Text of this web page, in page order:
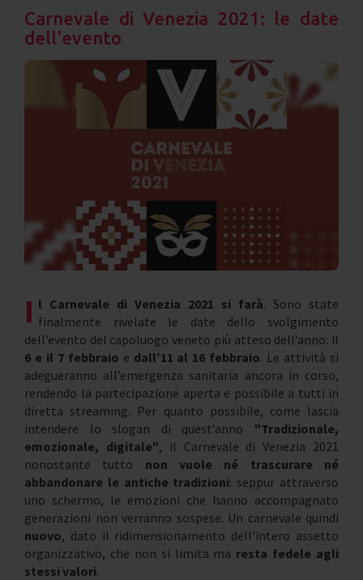
Carnevale di Venezia 2021: le date
dell'evento
I l Carnevale di Venezia 2021 si farà. Sono state
finalmente rivelate le date dello svolgimento
dell’evento del capoluogo veneto più atteso dell’anno: il
6 e il 7 febbraio e dall’11 al 16 febbraio. Le attività si
adegueranno all’emergenza sanitaria ancora in corso,
rendendo la partecipazione aperta e possibile a tutti in
diretta streaming. Per quanto possibile, come lascia
intendere lo slogan di quest’anno "Tradizionale,
emozionale, digitale", il Carnevale di Venezia 2021
nonostante tutto non vuole né trascurare né
abbandonare le antiche tradizioni: seppur attraverso
uno schermo, le emozioni che hanno accompagnato
generazioni non verranno sospese. Un carnevale quindi
nuovo, dato il ridimensionamento dell’intero assetto
organizzativo, che non si limita ma resta fedele agli
stessi valori.